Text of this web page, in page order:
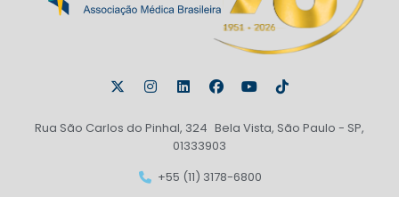
Rua São Carlos do Pinhal, 324 Bela Vista, São Paulo - SP,
01333903
+55 (11) 3178-6800